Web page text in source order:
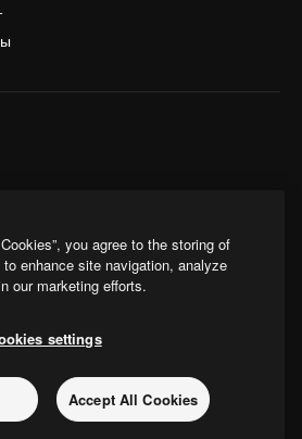
Company S.L.U. Все права защищены
you agree to the storing of
enhance site navigation, analyze
our marketing efforts.
settings
Accept All Cookies